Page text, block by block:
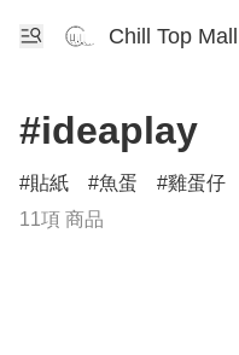
Chill Top
#ideaplay
貼紙 魚蛋 雞蛋仔
11項 商品